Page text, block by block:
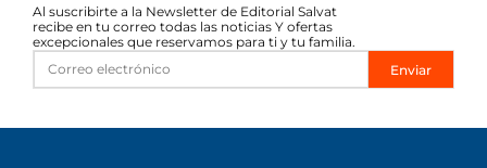
Al suscribirte a la Newsletter de Editorial Salvat
recibe en tu correo todas las noticias Y ofertas
excepcionales que reservamos para ti y tu familia.
Enviar